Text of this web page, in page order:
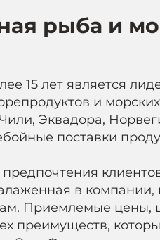
рыба и
15 лет является
и морских
Эквадора,
поставки
в компании,
Приемлемые цены,
преимуществ,